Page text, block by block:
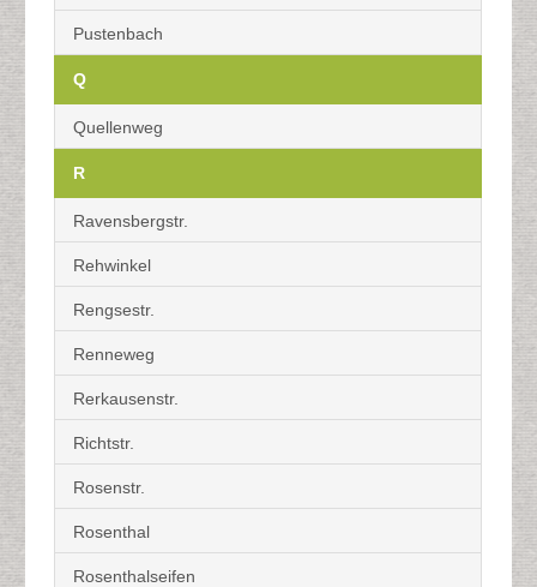
Pustenbach
Q
Quellenweg
R
Ravensbergstr.
Rehwinkel
Rengsestr.
Renneweg
Rerkausenstr.
Richtstr.
Rosenstr.
Rosenthal
Rosenthalseifen